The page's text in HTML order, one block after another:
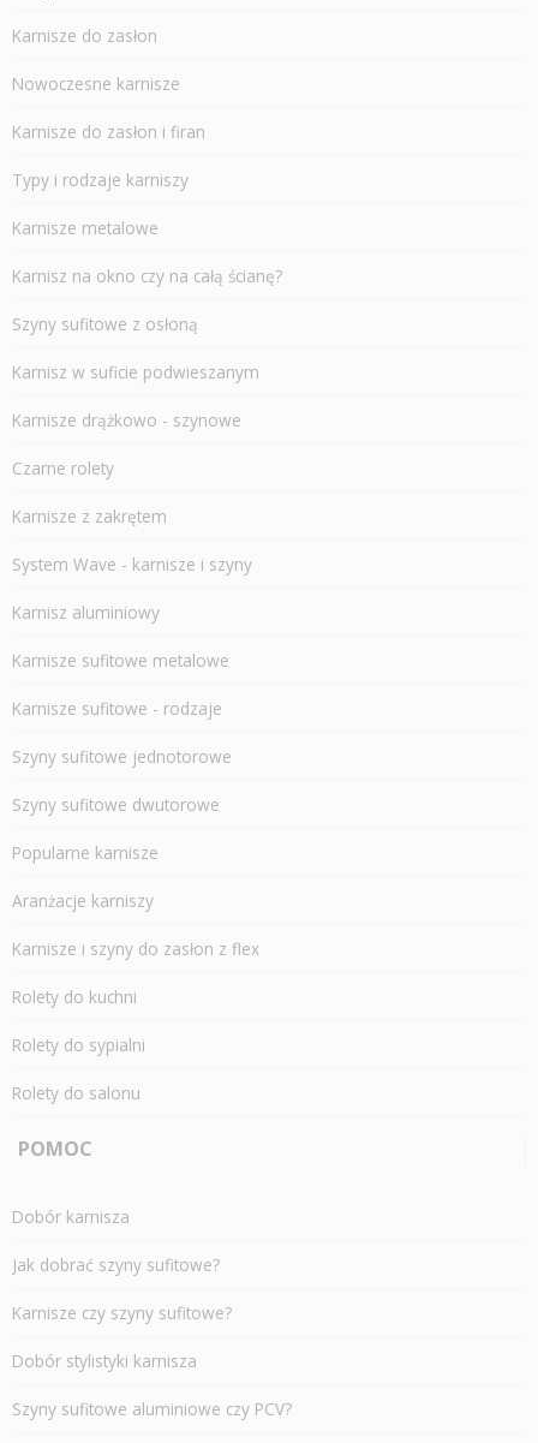
Karnisze do zasłon
Nowoczesne karnisze
Karnisze do zasłon i firan
Typy i rodzaje karniszy
Karnisze metalowe
Karnisz na okno czy na całą ścianę?
Szyny sufitowe z osłoną
Karnisz w suficie podwieszanym
Karnisze drążkowo - szynowe
Czarne rolety
Karnisze z zakrętem
System Wave - karnisze i szyny
Karnisz aluminiowy
Karnisze sufitowe metalowe
Karnisze sufitowe - rodzaje
Szyny sufitowe jednotorowe
Szyny sufitowe dwutorowe
Popularne karnisze
Aranżacje karniszy
Karnisze i szyny do zasłon z flex
Rolety do kuchni
Rolety do sypialni
Rolety do salonu
POMOC
Dobór karnisza
Jak dobrać szyny sufitowe?
Karnisze czy szyny sufitowe?
Dobór stylistyki karnisza
Szyny sufitowe aluminiowe czy PCV?